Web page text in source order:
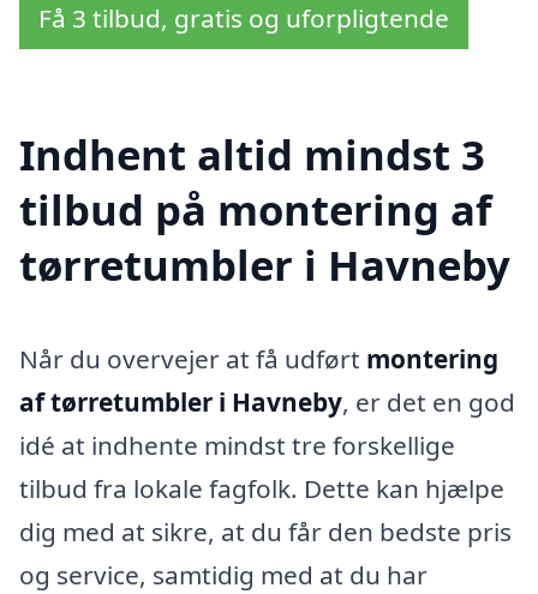
Få 3 tilbud, gratis og uforpligtende
Indhent altid mindst 3
tilbud på montering af
tørretumbler i Havneby
Når du overvejer at få udført montering
af tørretumbler i Havneby, er det en god
idé at indhente mindst tre forskellige
tilbud fra lokale fagfolk. Dette kan hjælpe
dig med at sikre, at du får den bedste pris
og service, samtidig med at du har